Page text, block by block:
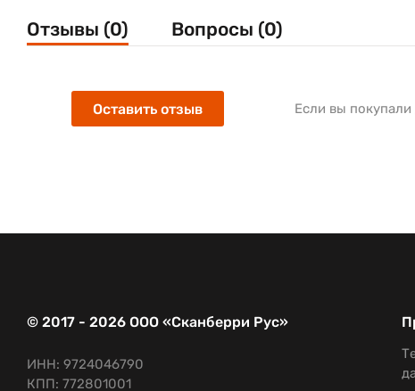
Отзывы (0) Вопросы (0)
Оставить отзыв Если вы
© 2017 - 2026 ООО «Сканберри Рус»
ИНН: 9724046790
КПП: 772801001